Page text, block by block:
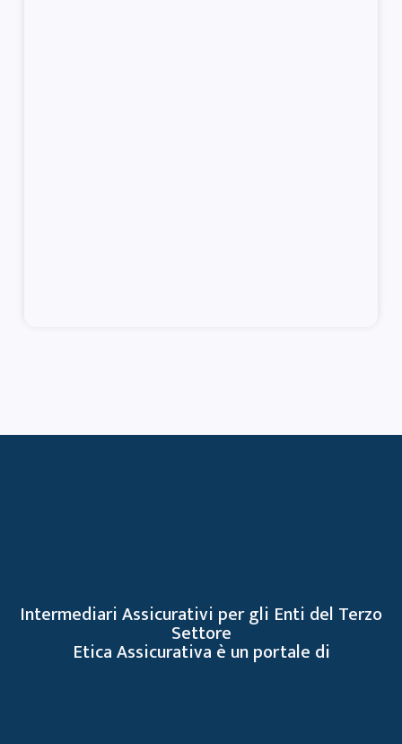
Intermediari Assicurativi per gli Enti del Terzo
Settore
Etica Assicurativa è un portale di